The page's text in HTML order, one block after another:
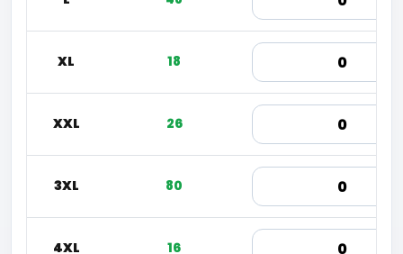
XL 18
XXL 26
3XL 80
4XL 16